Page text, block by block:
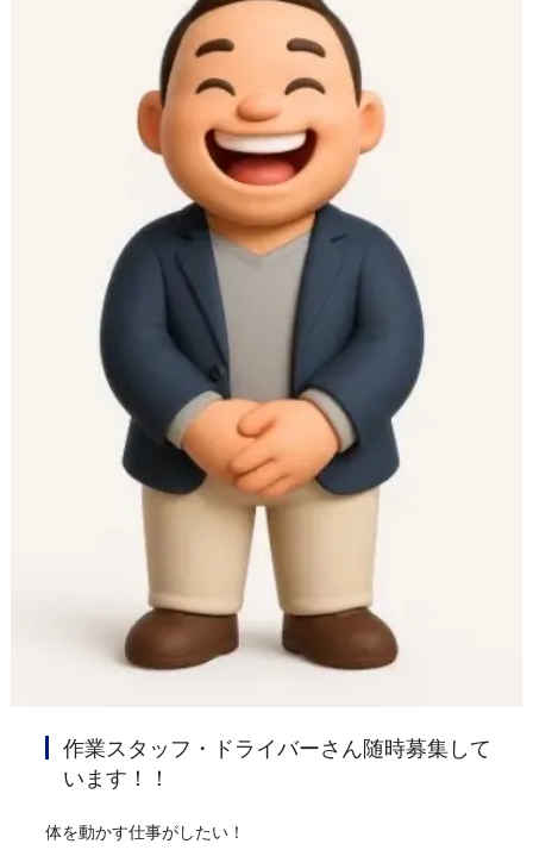
作業スタッフ・ドライバーさん随時募集して
います！！
体を動かす仕事がしたい！